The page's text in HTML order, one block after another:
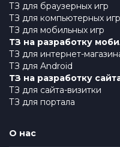
ТЗ для браузерных игр
ТЗ для компьютерных игр
ТЗ для мобильных игр
ТЗ на разработку
ТЗ для интернет-
ТЗ для Android
ТЗ на разработку
ТЗ для сайта-визитки
ТЗ для портала
О нас